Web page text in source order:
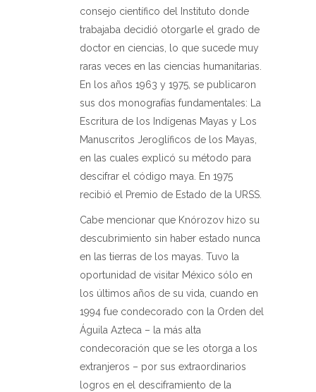
consejo científico del Instituto donde
trabajaba decidió otorgarle el grado de
doctor en ciencias, lo que sucede muy
raras veces en las ciencias humanitarias.
En los años 1963 y 1975, se publicaron
sus dos monografías fundamentales: La
Escritura de los Indígenas Mayas y Los
Manuscritos Jeroglíficos de los Mayas,
en las cuales explicó su método para
descifrar el código maya. En 1975
recibió el Premio de Estado de la URSS.
Cabe mencionar que Knórozov hizo su
descubrimiento sin haber estado nunca
en las tierras de los mayas. Tuvo la
oportunidad de visitar México sólo en
los últimos años de su vida, cuando en
1994 fue condecorado con la Orden del
Águila Azteca – la más alta
condecoración que se les otorga a los
extranjeros – por sus extraordinarios
logros en el desciframiento de la